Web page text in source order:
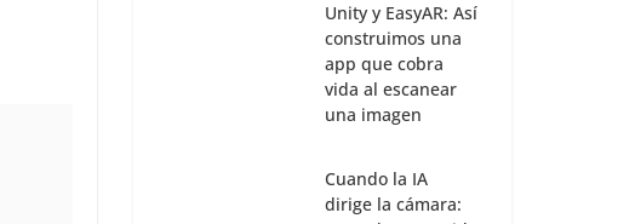
Unity y EasyAR: Así
construimos una
app que cobra
vida al escanear
una imagen
Cuando la IA
dirige la cámara: